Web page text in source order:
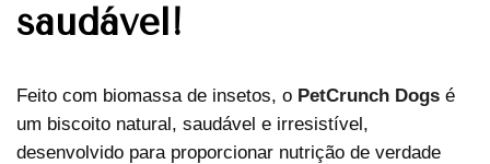
saudável!
Feito com biomassa de insetos, o PetCrunch Dogs é
um biscoito natural, saudável e irresistível,
desenvolvido para proporcionar nutrição de verdade